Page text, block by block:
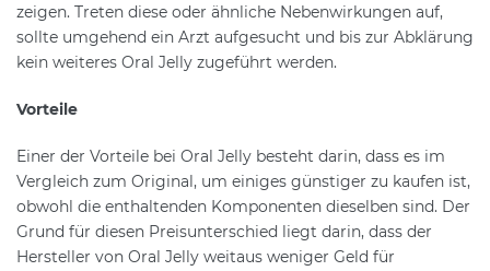
zeigen. Treten diese oder ähnliche Nebenwirkungen auf,
sollte umgehend ein Arzt aufgesucht und bis zur Abklärung
kein weiteres Oral Jelly zugeführt werden.
Vorteile
Einer der Vorteile bei Oral Jelly besteht darin, dass es im
Vergleich zum Original, um einiges günstiger zu kaufen ist,
obwohl die enthaltenden Komponenten dieselben sind. Der
Grund für diesen Preisunterschied liegt darin, dass der
Hersteller von Oral Jelly weitaus weniger Geld für